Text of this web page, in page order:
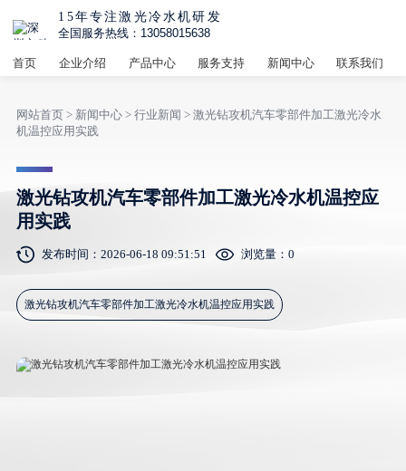
15年专注激光冷水机研发
全国服务热线：13058015638
首页 企业介绍 产品中心 服务支持 新闻中心 联系我们
网站首页> 新闻中心> 行业新闻 > 激光钻攻机汽车零部件加工激光冷水
机温控应用实践
激光钻攻机汽车零部件加工激光冷水机温控应
用实践
发布时间：2026-06-18 09:51:51 浏览量： 0
激光钻攻机汽车零部件加工激光冷水机温控应用实践